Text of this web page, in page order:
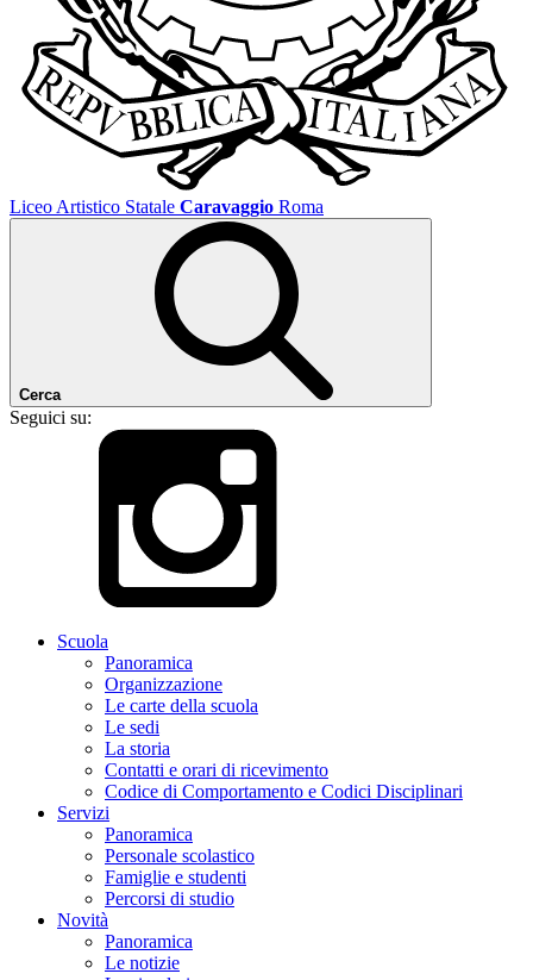
Liceo Artistico Statale Caravaggio Roma
Cerca
Seguici su:
Scuola
Panoramica
Organizzazione
Le carte della scuola
Le sedi
La storia
Contatti e orari di ricevimento
Codice di Comportamento e Codici Disciplinari
Servizi
Panoramica
Personale scolastico
Famiglie e studenti
Percorsi di studio
Novità
Panoramica
Le notizie